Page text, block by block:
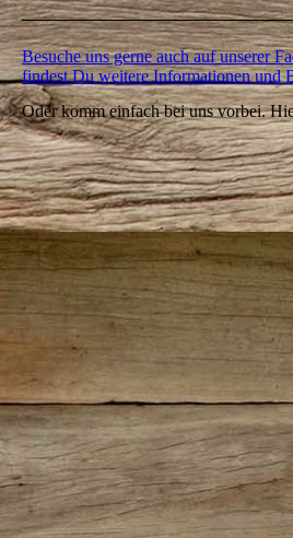
Besuche uns gerne auch auf unserer
findest Du weitere Informationen und
Oder komm einfach bei uns vorbei.